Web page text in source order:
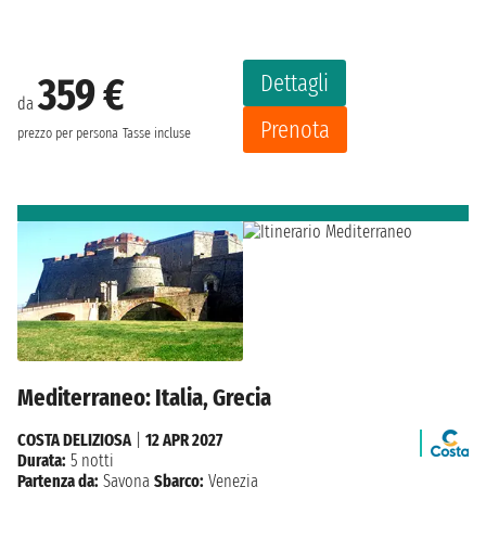
da359 €
prezzo per persona Tasse incluse
Dettagli
Prenota
Mediterraneo: Italia, Grecia
COSTA DELIZIOSA| 12 APR 2027
Durata: 5 notti
Partenza da: Savona Sbarco: Venezia